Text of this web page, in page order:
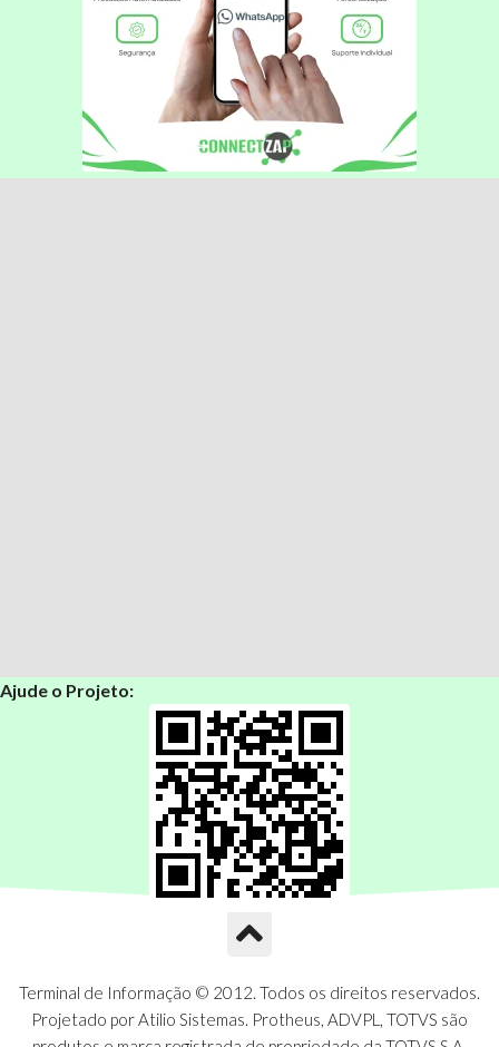
Ajude o Projeto:
Terminal de Informação © 2012. Todos os direitos reservados.
Projetado por Atilio Sistemas. Protheus, ADVPL, TOTVS são